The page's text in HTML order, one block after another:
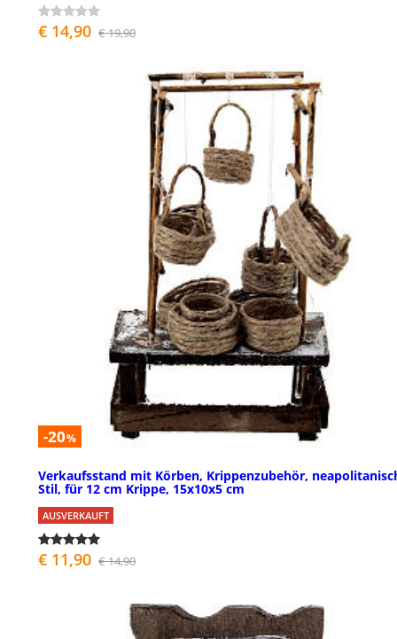
€ 14,90 € 19,90
-20%
Verkaufsstand mit Körben, Krippenzubehör,
Stil, für 12 cm Krippe, 15x10x5 cm
AUSVERKAUFT
€ 11,90 € 14,90